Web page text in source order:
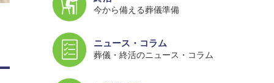
今から備える葬儀準備
ニュース・コラム
葬儀・終活のニュース・コラム